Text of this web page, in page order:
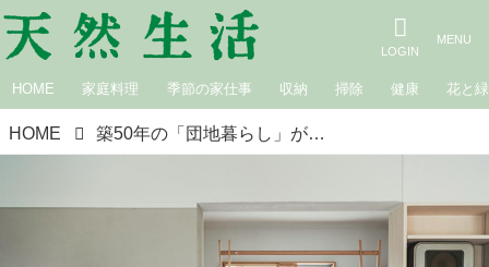
HOME 家庭料理 季節の家仕事 収納 掃除 健康 花と緑
HOME 築50年の「団地暮らし」が教えてくれた、“自分の暮らし”をつくるということ｜あたらしい自分に出会う移住のはなし 藤原奈緒